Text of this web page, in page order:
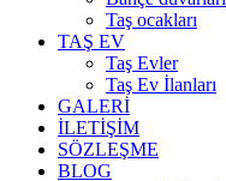
Taş ocakları
TAŞ EV
Taş Evler
Taş Ev İlanları
GALERİ
İLETİŞİM
SÖZLEŞME
BLOG